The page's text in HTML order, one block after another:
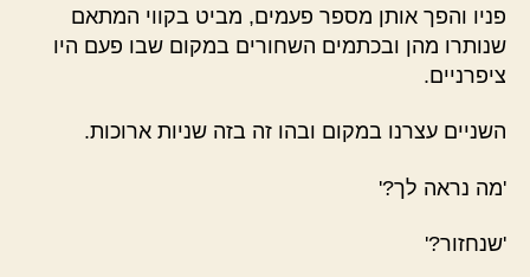
פניו והפך אותן מספר פעמים, מביט בקווי המתאם
שנותרו מהן ובכתמים השחורים במקום שבו פעם היו
ציפרניים.
השניים עצרנו במקום ובהו זה בזה שניות ארוכות.
'מה נראה לך?'
'שנחזור?'